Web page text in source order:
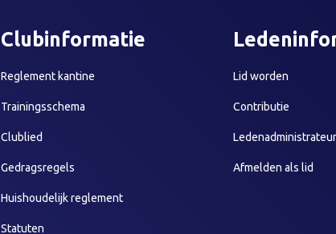
Clubinformatie
Reglement kantine
Trainingsschema
Clublied
Gedragsregels
Huishoudelijk reglement
Statuten
Lid worden
Contributie
Ledenadministrateur
Afmelden als lid